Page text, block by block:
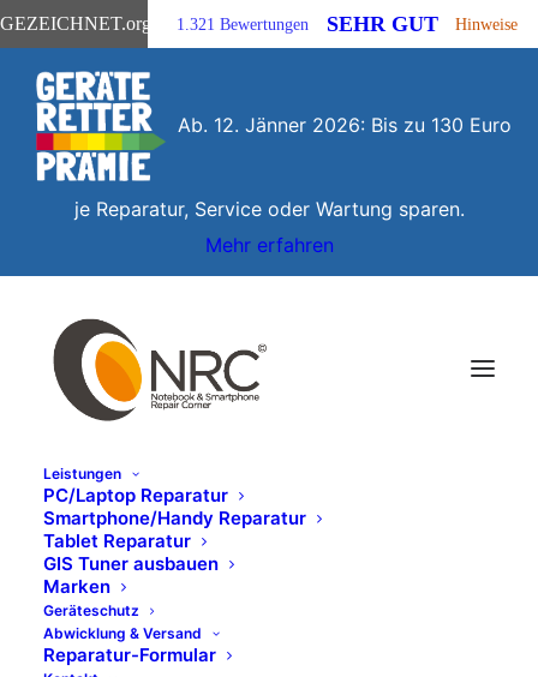
.org 1.321 Bewertungen SEHR GUT Hinweise
Ab. 12. Jänner 2026: Bis zu 130 Euro
je Reparatur, Service oder Wartung sparen.
Mehr erfahren
Leistungen
PC/Laptop Reparatur
Smartphone/Handy Reparatur
Tablet Reparatur
GIS Tuner ausbauen
Marken
Geräteschutz
Abwicklung & Versand
Reparatur-Formular
Sidebar Slides
Overcome key issues to meet key milestones table
the discussion can we jump on a zoom cross sabers,